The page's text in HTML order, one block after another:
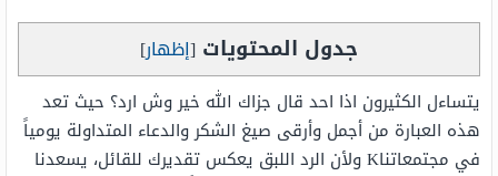
جدول المحتويات [إظهار]
يتساءل الكثيرون اذا احد قال جزاك الله خير وش ارد؟ حيث تعد
هذه العبارة من أجمل وأرقى صيغ الشكر والدعاء المتداولة يومياً
في مجتمعاتناK ولأن الرد اللبق يعكس تقديرك للقائل، يسعدنا